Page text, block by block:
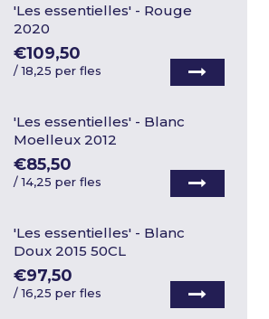
'Les essentielles' - Rouge
2020
€109,50
/18,25 per fles
'Les essentielles' - Blanc
Moelleux 2012
€85,50
/14,25 per fles
'Les essentielles' - Blanc
Doux 2015 50CL
€97,50
/16,25 per fles